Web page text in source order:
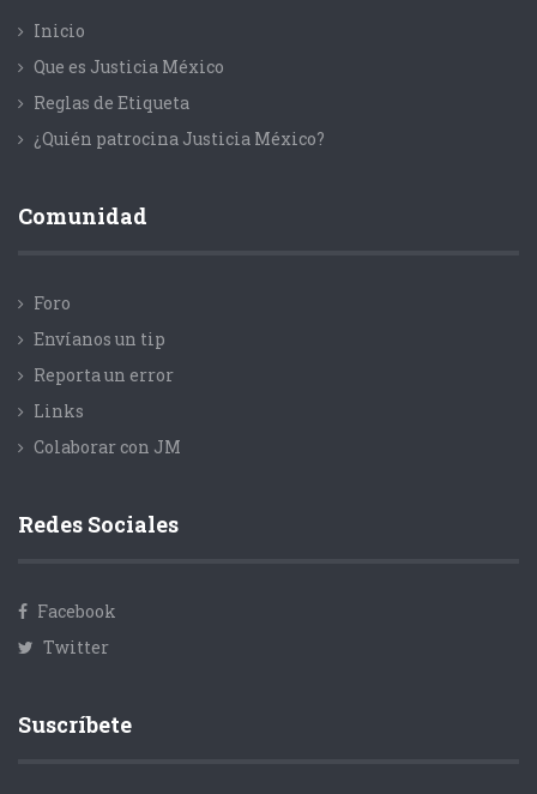
Inicio
Que es Justicia México
Reglas de Etiqueta
¿Quién patrocina Justicia México?
Comunidad
Foro
Envíanos un tip
Reporta un error
Links
Colaborar con JM
Redes Sociales
Facebook
Twitter
Suscríbete